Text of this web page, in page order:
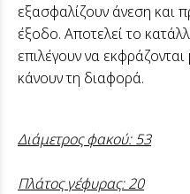
εξασφαλίζουν άνεση και
έξοδο. Αποτελεί το
επιλέγουν να
κάνουν τη διαφορά.
Διάμετρος φακού: 53
Πλάτος γέφυρας: 20